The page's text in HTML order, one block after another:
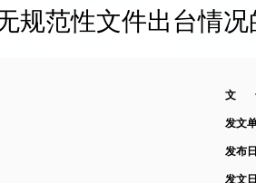
规范性文件出台情况
文
发文
发布
发文